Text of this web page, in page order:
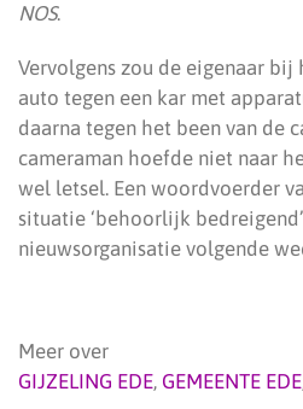
NOS.
Vervolgens zou de eigenaar
auto tegen een kar met
daarna tegen het been van de
cameraman hoefde niet naar
wel letsel. Een woordvoerder
situatie ‘behoorlijk
nieuwsorganisatie volgende
Meer over
GIJZELING EDE, GEMEENTE EDE